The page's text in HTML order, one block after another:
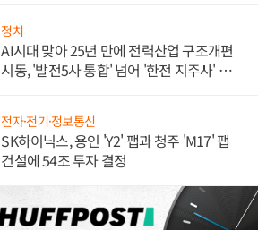
정치
AI시대 맞아 25년 만에 전력산업 구조개편
시동, '발전5사 통합' 넘어 '한전 지주사' 재편
전자·전기·정보통신
SK하이닉스, 용인 'Y2' 팹과 청주 'M17' 팹
건설에 54조 투자 결정